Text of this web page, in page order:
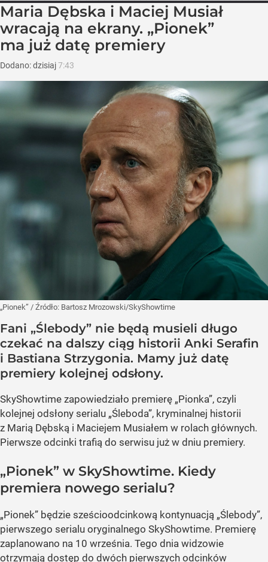
Maria Dębska i Maciej Musiał
wracają na ekrany. „Pionek”
ma już datę premiery
Dodano:dzisiaj7:43
„Pionek” / Źródło: Bartosz Mrozowski/SkyShowtime
Fani „Ślebody” nie będą musieli długo
czekać na dalszy ciąg historii Anki Serafin
i Bastiana Strzygonia. Mamy już datę
premiery kolejnej odsłony.
SkyShowtime zapowiedziało premierę „Pionka”, czyli
kolejnej odsłony serialu „Śleboda”, kryminalnej historii
z Marią Dębską i Maciejem Musiałem w rolach głównych.
Pierwsze odcinki trafią do serwisu już w dniu premiery.
„Pionek” w SkyShowtime. Kiedy
premiera nowego serialu?
„Pionek” będzie sześcioodcinkową kontynuacją „Ślebody”,
pierwszego serialu oryginalnego SkyShowtime. Premierę
zaplanowano na 10 września. Tego dnia widzowie
otrzymają dostęp do dwóch pierwszych odcinków